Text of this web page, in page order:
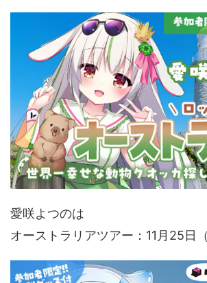
愛咲よつのは
オーストラリアツアー：11月25日